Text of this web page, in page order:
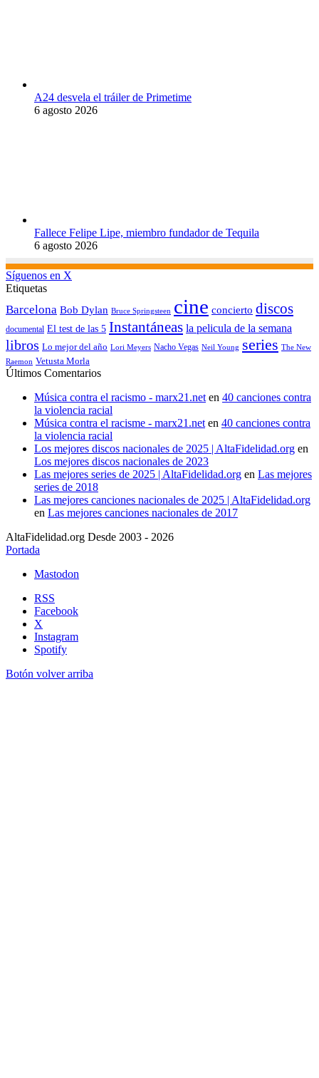
A24 desvela el tráiler de Primetime
6 agosto 2026
Fallece Felipe Lipe, miembro fundador de Tequila
6 agosto 2026
Síguenos en X
Etiquetas
Barcelona Bob Dylan Bruce Springsteen cine concierto discos
documental El test de las 5 Instantáneas la pelicula de la semana
libros Lo mejor del año Lori Meyers Nacho Vegas Neil Young series The New
Raemon Vetusta Morla
Últimos Comentarios
Música contra el racismo - marx21.neten 40 canciones contra
la violencia racial
Música contra el racisme - marx21.neten 40 canciones contra
la violencia racial
Los mejores discos nacionales de 2025 | AltaFidelidad.org en
Los mejores discos nacionales de 2023
Las mejores series de 2025 | AltaFidelidad.org en Las mejores
series de 2018
Las mejores canciones nacionales de 2025 | AltaFidelidad.org
en Las mejores canciones nacionales de 2017
AltaFidelidad.org Desde 2003 - 2026
Portada
Mastodon
RSS
Facebook
X
Instagram
Spotify
Botón volver arriba